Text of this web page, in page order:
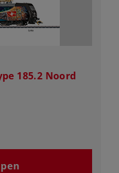
185.2 Noord